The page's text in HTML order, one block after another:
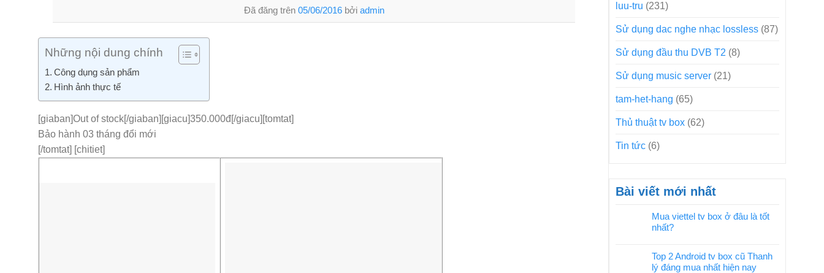
Đã đăng trên 05/06/2016 bởi admin
Những nội dung chính
Công dụng sản phẩm
Hình ảnh thực tế
[giaban]Out of stock[/giaban][giacu]350.000đ[/giacu][tomtat]
Bảo hành 03 tháng đổi mới
[/tomtat] [chitiet]
luu-tru (231)
Sử dụng dac nghe nhạc lossless (87)
Sử dụng đầu thu DVB T2 (8)
Sử dụng music server (21)
tam-het-hang (65)
Thủ thuật tv box (62)
Tin tức (6)
Bài viết mới nhất
Mua viettel tv box ở đâu là tốt
nhất?
Top 2 Android tv box cũ Thanh
lý đáng mua nhất hiện nay